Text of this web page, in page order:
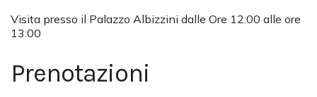
Visita presso il Palazzo Albizzini dalle Ore 12:00 alle ore
13:00
Prenotazioni